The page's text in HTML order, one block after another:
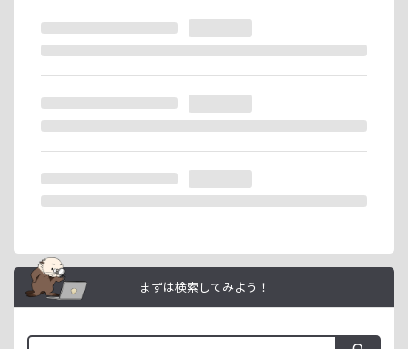
※ラッコIDの重複登録と思われる場合は、成果が発生いたし
ません。
ラッコIDアフィリエイトは、「ユーザー情報」「銀行口座情
報」をご登録いただくことで即日ご利用開始いただけます。
まずは検索してみよう！